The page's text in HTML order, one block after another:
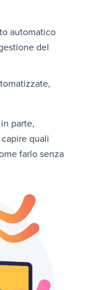
automatico
del
parte,
quali
farlo senza